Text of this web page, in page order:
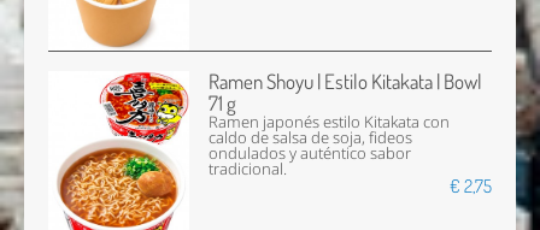
Ramen Shoyu | Estilo Kitakata | Bowl
71 g
Ramen japonés estilo Kitakata con
caldo de salsa de soja, fideos
ondulados y auténtico sabor
tradicional.
€ 2,75